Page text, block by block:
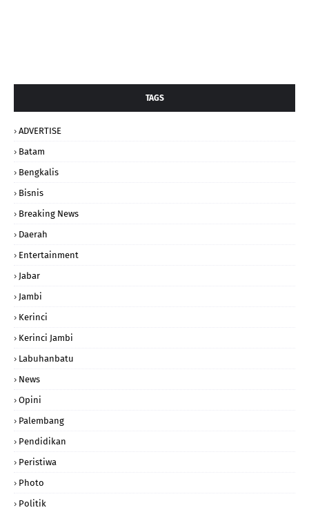
TAGS
ADVERTISE
Batam
Bengkalis
Bisnis
Breaking News
Daerah
Entertainment
Jabar
Jambi
Kerinci
Kerinci Jambi
Labuhanbatu
News
Opini
Palembang
Pendidikan
Peristiwa
Photo
Politik